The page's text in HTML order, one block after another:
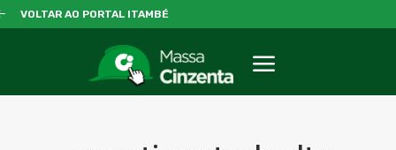
VOLTAR AO PORTAL ITAMBÉ